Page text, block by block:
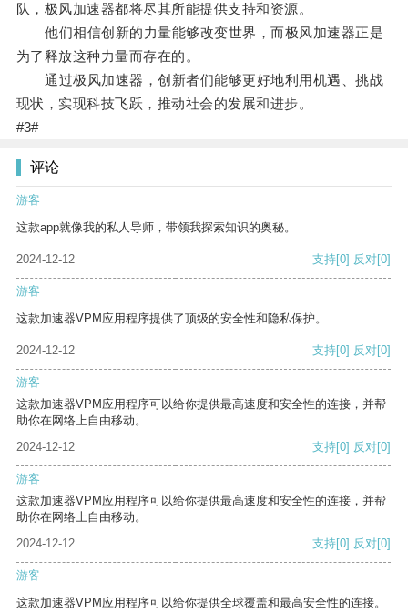
队，极风加速器都将尽其所能提供支持和资源。
他们相信创新的力量能够改变世界，而极风加速器正是
为了释放这种力量而存在的。
通过极风加速器，创新者们能够更好地利用机遇、挑战
现状，实现科技飞跃，推动社会的发展和进步。
#3#
评论
游客
这款app就像我的私人导师，带领我探索知识的奥秘。
2024-12-12 支持[0] 反对[0]
游客
这款加速器VPM应用程序提供了顶级的安全性和隐私保护。
2024-12-12 支持[0] 反对[0]
游客
这款加速器VPM应用程序可以给你提供最高速度和安全性的连接，并帮
助你在网络上自由移动。
2024-12-12
支持[0] 反对[0]
游客
这款加速器VPM应用程序可以给你提供最高速度和安全性的连接，并帮
助你在网络上自由移动。
2024-12-12
支持[0] 反对[0]
游客
这款加速器VPM应用程序可以给你提供全球覆盖和最高安全性的连接。